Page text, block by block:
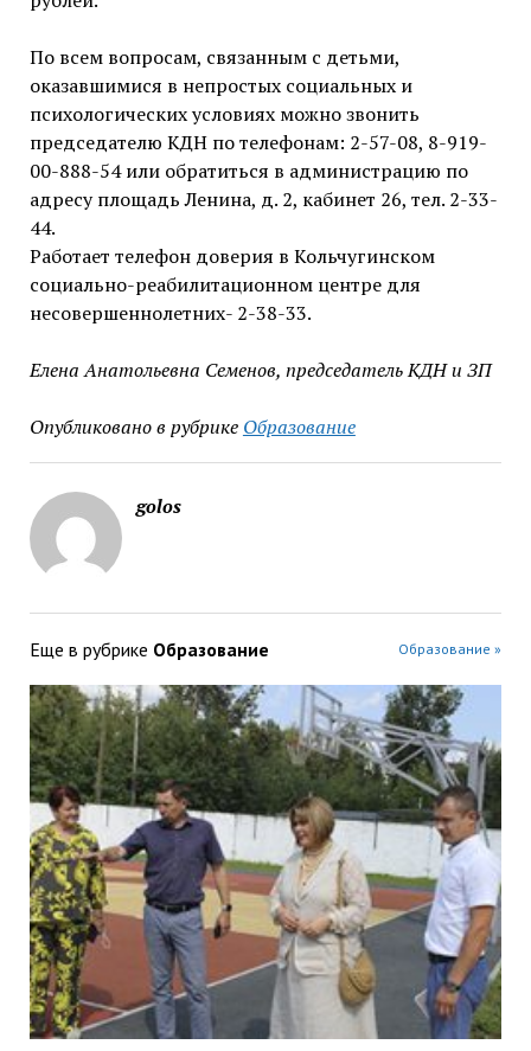
По всем вопросам, связанным с детьми,
оказавшимися в непростых социальных и
психологических условиях можно звонить
председателю КДН по телефонам: 2-57-08, 8-919-
00-888-54 или обратиться в администрацию по
адресу площадь Ленина, д. 2, кабинет 26, тел. 2-33-
44.
Работает телефон доверия в Кольчугинском
социально-реабилитационном центре для
несовершеннолетних- 2-38-33.
Елена Анатольевна Семенов, председатель КДН и ЗП
Опубликовано в рубрике Образование
golos
Еще в рубрике Образование Образование »